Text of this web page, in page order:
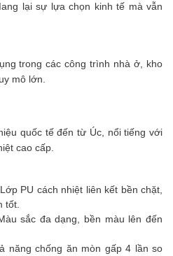
lại sự lựa chọn kinh tế mà vẫn
trong các công trình nhà ở, kho
mô lớn.
quốc tế đến từ Úc, nổi tiếng với
cao cấp.
Lớp PU cách nhiệt liên kết bền chặt,
tốt.
sắc đa dạng, bền màu lên đến
năng chống ăn mòn gấp 4 lần so